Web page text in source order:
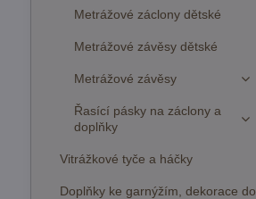
Metrážové záclony dětské
Metrážové závěsy dětské
Metrážové závěsy
Řasící pásky na záclony a
doplňky
Vitrážkové tyče a háčky
Doplňky ke garnýžím, dekorace do